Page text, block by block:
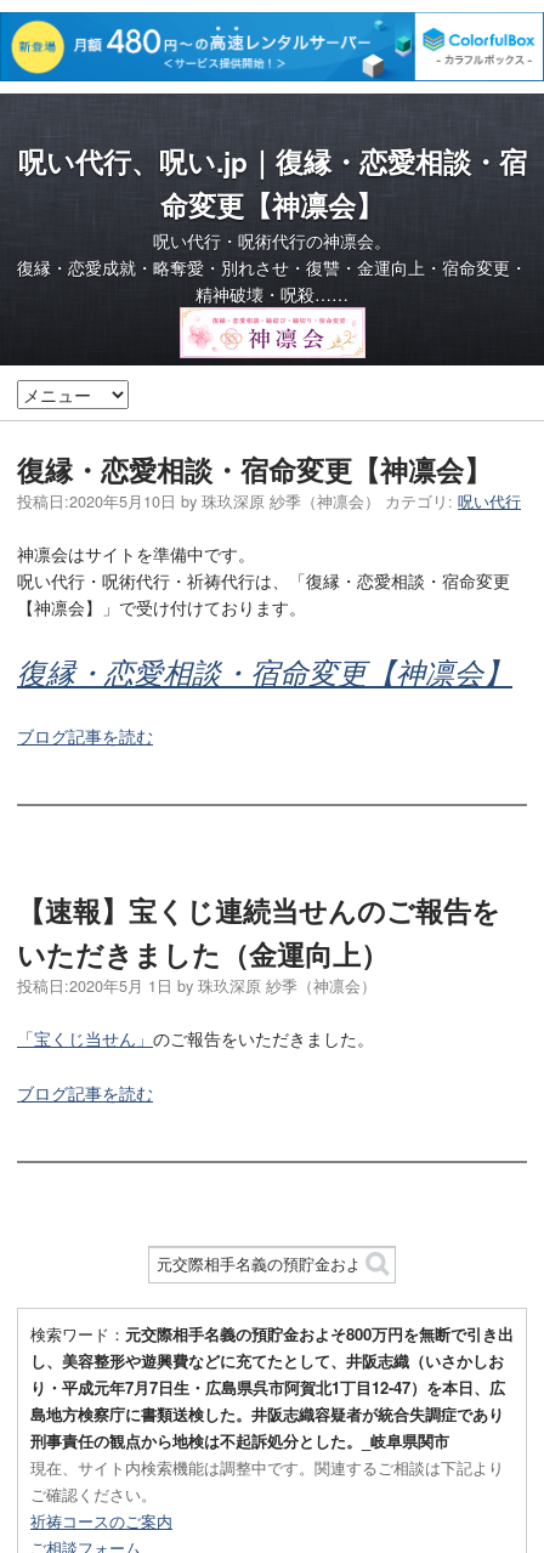
呪い代行、呪い.jp｜復縁・恋愛相談・宿
命変更【神凛会】
呪い代行・呪術代行の神凛会。
復縁・恋愛成就・略奪愛・別れさせ・復讐・金運向上・宿命変更・
精神破壊・呪殺……
復縁・恋愛相談・宿命変更【神凛会】
投稿日:2020年5月10日 by 珠玖深原 紗季（神凛会） カテゴリ: 呪い代行
神凛会はサイトを準備中です。
呪い代行・呪術代行・祈祷代行は、「復縁・恋愛相談・宿命変更
【神凛会】」で受け付けております。
復縁・恋愛相談・宿命変更【神凛会】
ブログ記事を読む
【速報】宝くじ連続当せんのご報告を
いただきました（金運向上）
投稿日:2020年5月 1日 by 珠玖深原 紗季（神凛会）
「宝くじ当せん」 のご報告をいただきました。
ブログ記事を読む
検索ワード： 元交際相手名義の預貯金およそ800万円を無断で引き出
し、美容整形や遊興費などに充てたとして、井阪志織（いさかしお
り・平成元年7月7日生・広島県呉市阿賀北1丁目12-47）を本日、広
島地方検察庁に書類送検した。井阪志織容疑者が統合失調症であり
刑事責任の観点から地検は不起訴処分とした。_岐阜県関市
現在、サイト内検索機能は調整中です。関連するご相談は下記より
ご確認ください。
祈祷コースのご案内
ご相談フォーム